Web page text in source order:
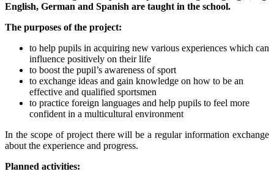
English, German and Spanish are taught in the school.
The purposes of the project:
to help pupils in acquiring new various experiences which can
influence positively on their life
to boost the pupil’s awareness of sport
to exchange ideas and gain knowledge on how to be an
effective and qualified sportsmen
to practice foreign languages and help pupils to feel more
confident in a multicultural environment
In the scope of project there will be a regular information exchange
about the experience and progress.
Planned activities: